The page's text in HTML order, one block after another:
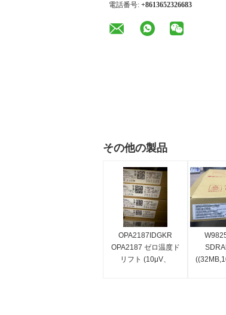
電話番号: +8613652326683
その他の製品
OPA2187IDGKR
OPA2187 ゼロ温度ド
リフト (10μV、